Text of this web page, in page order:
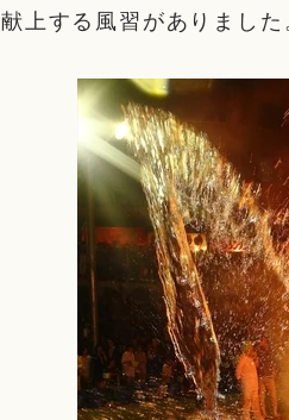
献上する風習がありました